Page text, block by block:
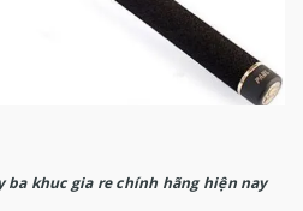
ba khuc gia re chính hãng hiện nay